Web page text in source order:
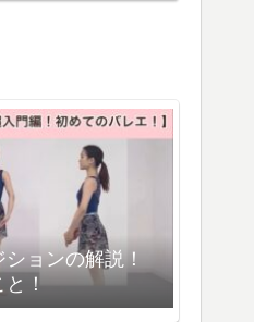
ョンの解説！
と！